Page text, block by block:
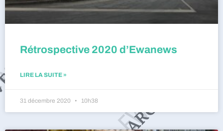
Rétrospective 2020 d’Ewanews
LIRE LA SUITE »
31 décembre 2020 10h38